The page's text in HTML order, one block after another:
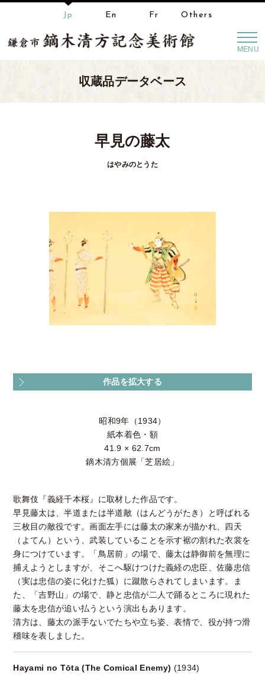
Jp En Fr Others
MENU
収蔵品データベース
早見の藤太
はやみのとうた
作品を拡大する
昭和9年（1934）
紙本着色・額
41.9 × 62.7cm
鏑木清方個展「芝居絵」
歌舞伎『義経千本桜』に取材した作品です。
早見藤太は、半道または半道敵（はんどうがたき）と呼ばれる
三枚目の敵役です。画面左手には藤太の家来が描かれ、四天
（よてん）という、武装していることを示す裾の割れた衣裳を
身につけています。「鳥居前」の場で、藤太は静御前を無理に
捕えようとしますが、そこへ駆けつけた義経の忠臣、佐藤忠信
（実は忠信の姿に化けた狐）に蹴散らされてしまいます。ま
た、「吉野山」の場で、静と忠信が二人で踊るところに現れた
藤太を忠信が追い払うという演出もあります。
清方は、藤太の派手ないでたちや立ち姿、表情で、役が持つ滑
稽味を表しました。
Hayami no Tōta (The Comical Enemy) (1934)